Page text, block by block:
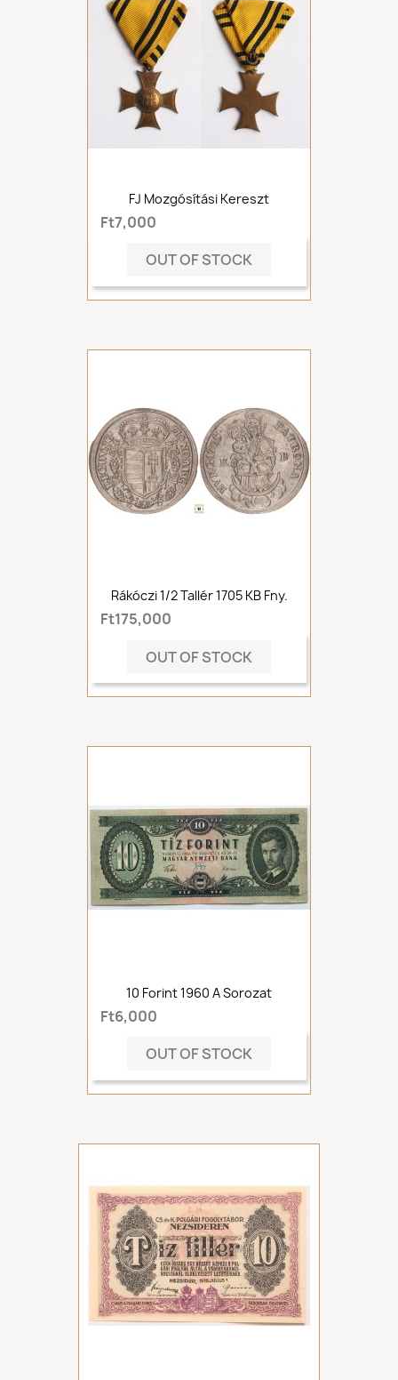
FJ Mozgósítási Kereszt
Ft7,000
OUT OF STOCK
Rákóczi 1/2 Tallér 1705 KB Fny.
Ft175,000
OUT OF STOCK
10 Forint 1960 A Sorozat
Ft6,000
OUT OF STOCK